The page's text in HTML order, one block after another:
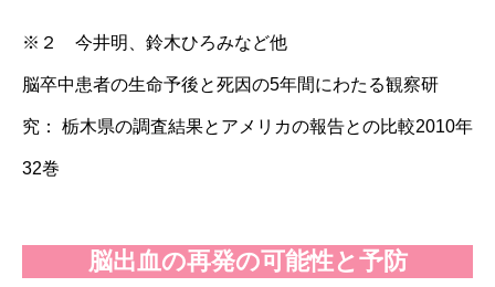
※２ 今井明、鈴木ひろみなど他
脳卒中患者の生命予後と死因の5年間にわたる観察研
究： 栃木県の調査結果とアメリカの報告との比較2010年
32巻
脳出血の再発の可能性と予防